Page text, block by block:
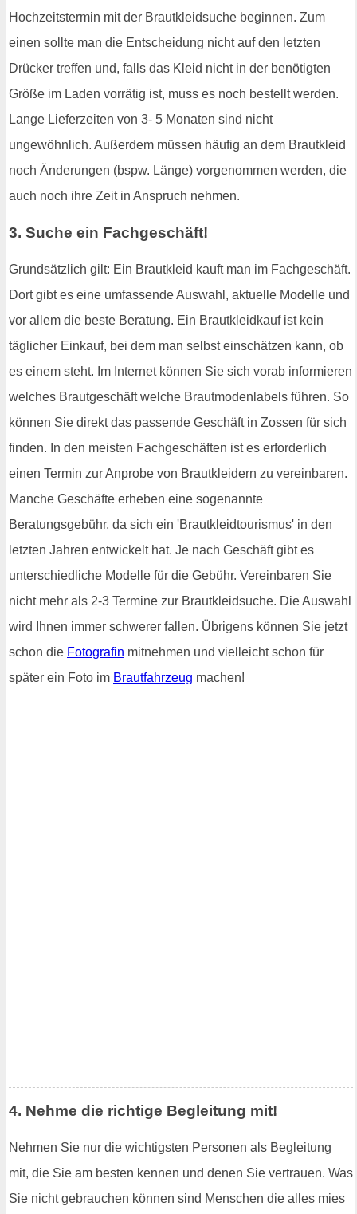
Hochzeitstermin mit der Brautkleidsuche beginnen. Zum
einen sollte man die Entscheidung nicht auf den letzten
Drücker treffen und, falls das Kleid nicht in der benötigten
Größe im Laden vorrätig ist, muss es noch bestellt werden.
Lange Lieferzeiten von 3- 5 Monaten sind nicht
ungewöhnlich. Außerdem müssen häufig an dem Brautkleid
noch Änderungen (bspw. Länge) vorgenommen werden, die
auch noch ihre Zeit in Anspruch nehmen.
3. Suche ein Fachgeschäft!
Grundsätzlich gilt: Ein Brautkleid kauft man im Fachgeschäft.
Dort gibt es eine umfassende Auswahl, aktuelle Modelle und
vor allem die beste Beratung. Ein Brautkleidkauf ist kein
täglicher Einkauf, bei dem man selbst einschätzen kann, ob
es einem steht. Im Internet können Sie sich vorab informieren
welches Brautgeschäft welche Brautmodenlabels führen. So
können Sie direkt das passende Geschäft in Zossen für sich
finden. In den meisten Fachgeschäften ist es erforderlich
einen Termin zur Anprobe von Brautkleidern zu vereinbaren.
Manche Geschäfte erheben eine sogenannte
Beratungsgebühr, da sich ein 'Brautkleidtourismus' in den
letzten Jahren entwickelt hat. Je nach Geschäft gibt es
unterschiedliche Modelle für die Gebühr. Vereinbaren Sie
nicht mehr als 2-3 Termine zur Brautkleidsuche. Die Auswahl
wird Ihnen immer schwerer fallen. Übrigens können Sie jetzt
schon die Fotografin mitnehmen und vielleicht schon für
später ein Foto im Brautfahrzeug machen!
4. Nehme die richtige Begleitung mit!
Nehmen Sie nur die wichtigsten Personen als Begleitung
mit, die Sie am besten kennen und denen Sie vertrauen. Was
Sie nicht gebrauchen können sind Menschen die alles mies